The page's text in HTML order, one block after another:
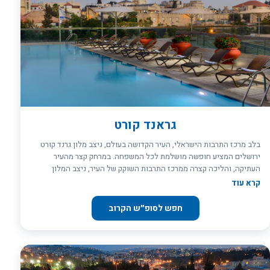
גראנד קורט
בלב מרכז התרבות הישראלי, העיר הקדושה בעולם, ניצב מלון גרנד קורט
ירושלים המציע חופשה מושלמת לכל המשפחה. במרחק קצר מהעיר
העתיקה, והליכה קצרה ממרכז התרבות השוקק של העיר, ניצב המלון
שלכם תהיה בלתי נשכחת. במלון 8 מעליות מהירות, שרותי מזון ומשקאות ,
חדר אוכל ובו מזנונים עשירים ומגוונים, אולמות לכנסים ואירועים, חדרי
לובי מפואר, מסעדה חלבית ותפריט מגון, חדרי ישיבות ייעודיים וגן פורח
אשר משרה תחושת רוגע, כיאה לחופש אמיתי. מידע חשוב מידע חשוב
קרא עוד
חפש לסופ״ש הקרוב